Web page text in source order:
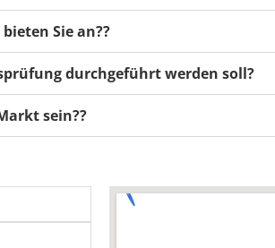
Sie an??
durchgeführt werden soll?
sein??